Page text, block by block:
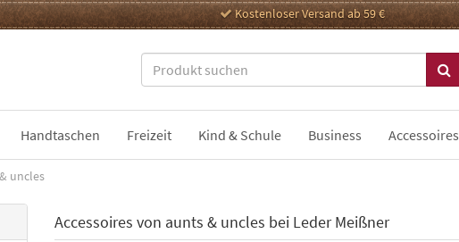
Kostenloser Versand ab 59 €
Handtaschen Freizeit Kind & Schule Business Accessoires
uncles
Accessoires von aunts & uncles bei Leder Meißner